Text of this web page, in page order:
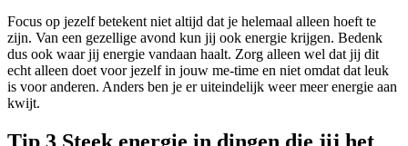
Focus op jezelf betekent niet altijd dat je helemaal alleen hoeft te
zijn. Van een gezellige avond kun jij ook energie krijgen. Bedenk
dus ook waar jij energie vandaan haalt. Zorg alleen wel dat jij dit
echt alleen doet voor jezelf in jouw me-time en niet omdat dat leuk
is voor anderen. Anders ben je er uiteindelijk weer meer energie aan
kwijt.